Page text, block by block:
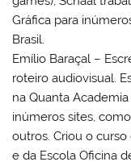
Gráfica para
Brasil.
Emílio Baraçal –
roteiro audiovisual.
na Quanta
inúmeros sites,
outros. Criou o
e da Escola Oficina